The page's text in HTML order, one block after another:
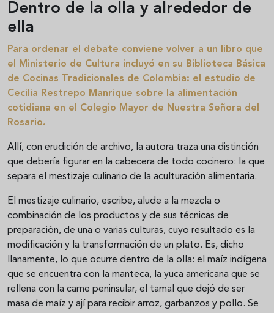
Dentro de la olla y alrededor de
ella
Para ordenar el debate conviene volver a un libro que
el Ministerio de Cultura incluyó en su Biblioteca Básica
de Cocinas Tradicionales de Colombia: el estudio de
Cecilia Restrepo Manrique sobre la alimentación
cotidiana en el Colegio Mayor de Nuestra Señora del
Rosario.
Allí, con erudición de archivo, la autora traza una distinción
que debería figurar en la cabecera de todo cocinero: la que
separa el mestizaje culinario de la aculturación alimentaria.
El mestizaje culinario, escribe, alude a la mezcla o
combinación de los productos y de sus técnicas de
preparación, de una o varias culturas, cuyo resultado es la
modificación y la transformación de un plato. Es, dicho
llanamente, lo que ocurre dentro de la olla: el maíz indígena
que se encuentra con la manteca, la yuca americana que se
rellena con la carne peninsular, el tamal que dejó de ser
masa de maíz y ají para recibir arroz, garbanzos y pollo. Se